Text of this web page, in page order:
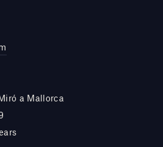
a Mallorca